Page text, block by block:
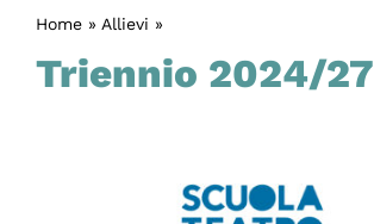
Home» Allievi »
Triennio 2024/27